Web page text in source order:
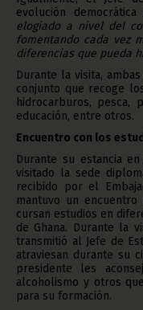
evolución democrática
elogiado a nivel del
fomentando cada vez
diferencias que pueda
Durante la visita,
conjunto que recoge
hidrocarburos, pesca,
educación, entre otros.
Encuentro con los
Durante su estancia
visitado la sede
recibido por el
mantuvo un encuentro
cursan estudios en
de Ghana. Durante la
transmitió al Jefe de
atraviesan durante su
presidente les
alcoholismo y otros
para su formación.